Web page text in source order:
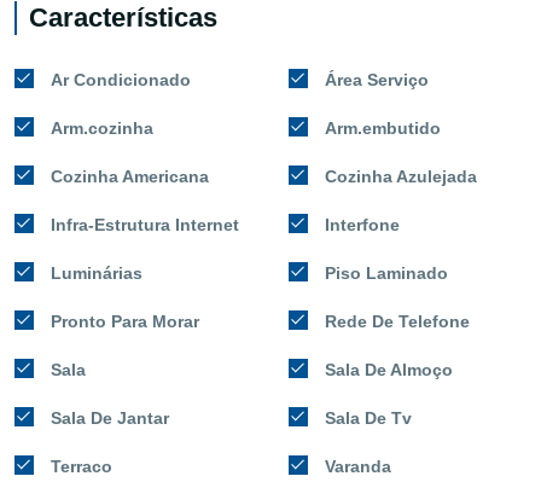
Características
Ar Condicionado Área Serviço
Arm.cozinha Arm.embutido
Cozinha Americana Cozinha Azulejada
Infra-Estrutura Internet Interfone
Luminárias Piso Laminado
Pronto Para Morar Rede De Telefone
Sala Sala De Almoço
Sala De Jantar Sala De Tv
Terraco Varanda